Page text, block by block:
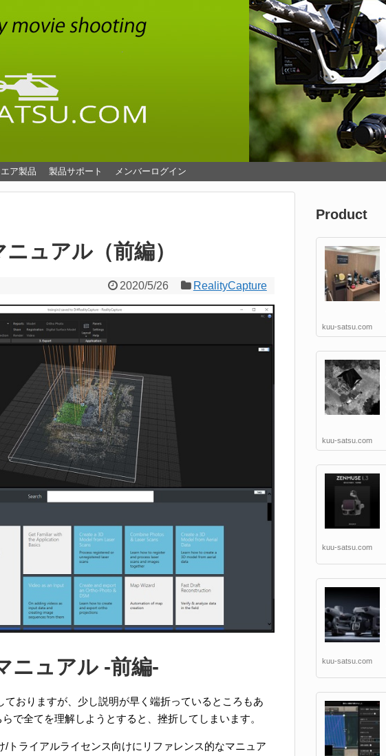
ア製品 製品サポート メンバーログイン
ュアル（前編）
2020/5/26 RealityCapture
ニュアル -前編-
ておりますが、少し説明が早く端折っているところもあ
で全てを理解しようとすると、挫折してしまいます。
トライアルライセンス向けにリファレンス的なマニュア
Product
kuu-satsu.com
kuu-satsu.com
kuu-satsu.com
kuu-satsu.com